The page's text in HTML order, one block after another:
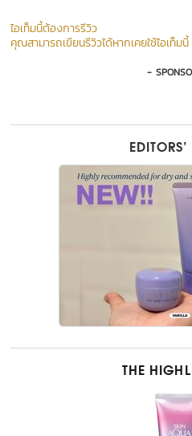
ไอเท็มนี้ต้องการรีวิว
คุณสามารถเขียนรีวิวได้หากเคยใช้ไอเท็มนี้
-
THE